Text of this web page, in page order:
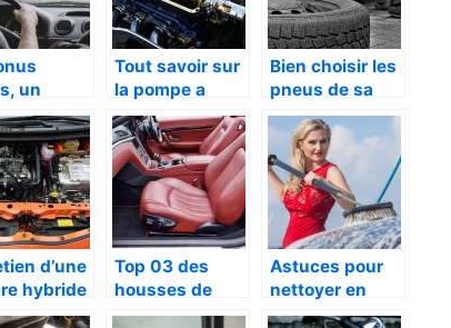
un
a
conduite
Tout savoir sur
la pompe a
injection
Bien choisir les
pneus de sa
propre voiture
d’une
hybride
savoir sur
Top 03 des
housses de
sièges voiture
Astuces pour
nettoyer en
profondeur le